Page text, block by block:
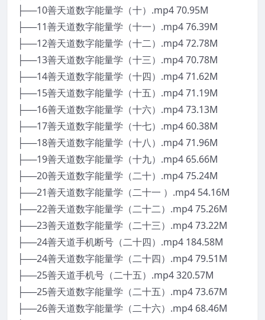
├──10善天道数字能量学（十）.mp4 70.95M
├──11善天道数字能量学（十一）.mp4 76.39M
├──12善天道数字能量学（十二）.mp4 72.78M
├──13善天道数字能量学（十三）.mp4 70.78M
├──14善天道数字能量学（十四）.mp4 71.62M
├──15善天道数字能量学（十五）.mp4 71.19M
├──16善天道数字能量学（十六）.mp4 73.13M
├──17善天道数字能量学（十七）.mp4 60.38M
├──18善天道数字能量学（十八）.mp4 71.96M
├──19善天道数字能量学（十九）.mp4 65.66M
├──20善天道数字能量学（二十）.mp4 75.24M
├──21善天道数字能量学（二十一 ）.mp4 54.16M
├──22善天道数字能量学（二十二）.mp4 75.26M
├──23善天道数字能量学（二十三）.mp4 73.22M
├──24善天道手机断号（二十四）.mp4 184.58M
├──24善天道数字能量学（二十四）.mp4 79.51M
├──25善天道手机号（二十五）.mp4 320.57M
├──25善天道数字能量学（二十五）.mp4 73.67M
├──26善天道数字能量学（二十六）.mp4 68.46M